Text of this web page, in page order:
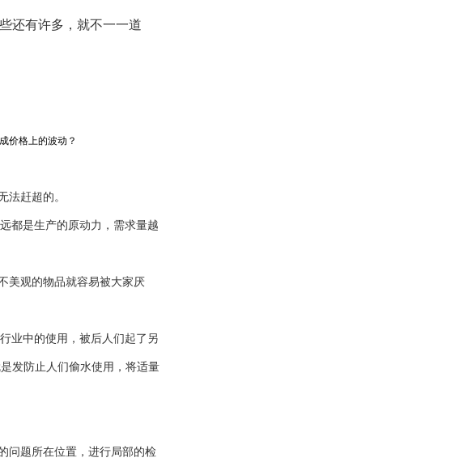
还有许多，就不一一道
价格上的波动？
法赶超的。
都是生产的原动力，需求量越
美观的物品就容易被大家厌
业中的使用，被后人们起了另
发防止人们偷水使用，将适量
问题所在位置，进行局部的检